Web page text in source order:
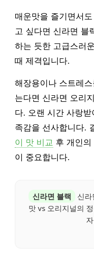
매운맛을 즐기면서
고 싶다면 신라면 블
하는 듯한 고급스러
때 제격입니다.
해장용이나 스트레
는다면 신라면 오리
다. 오랜 시간 사랑
족감을 선사합니다.
이 맛 비교 후 개인
이 중요합니다.
신라면 블랙
신
맛 vs 오리지널의